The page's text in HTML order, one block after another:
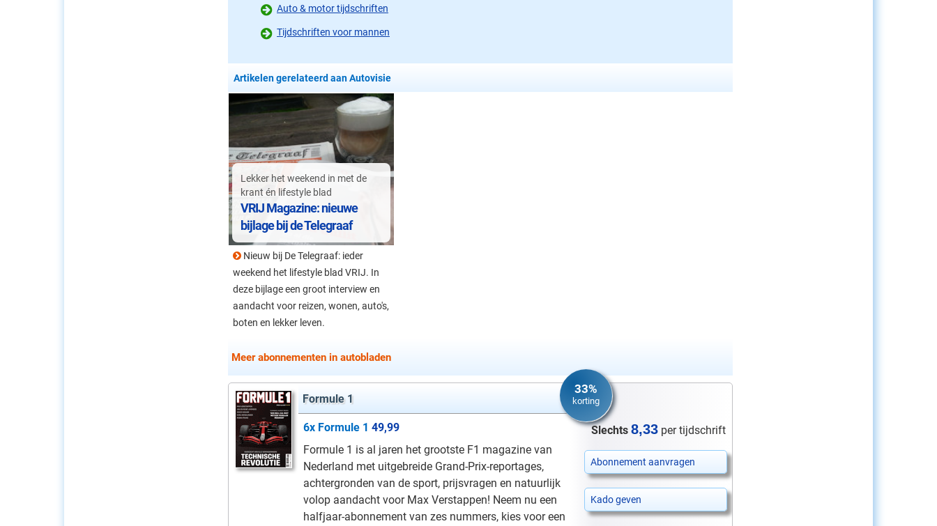
Auto & motor tijdschriften
Tijdschriften voor mannen
Artikelen gerelateerd aan Autovisie
Lekker het weekend in met de
krant én lifestyle blad
VRIJ Magazine: nieuwe
bijlage bij de Telegraaf
Nieuw bij De Telegraaf: ieder
weekend het lifestyle blad VRIJ. In
deze bijlage een groot interview en
aandacht voor reizen, wonen, auto's,
boten en lekker leven.
Meer abonnementen in autobladen
Formule 1
6x Formule 1 49,99
Formule 1 is al jaren het grootste F1 magazine van
Nederland met uitgebreide Grand-Prix-reportages,
achtergronden van de sport, prijsvragen en natuurlijk
volop aandacht voor Max Verstappen! Neem nu een
halfjaar-abonnement van zes nummers, kies voor een
33%
korting
Slechts 8,33 per tijdschrift
Abonnement aanvragen
Kado geven